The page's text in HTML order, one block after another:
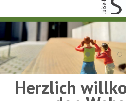
Herzlich